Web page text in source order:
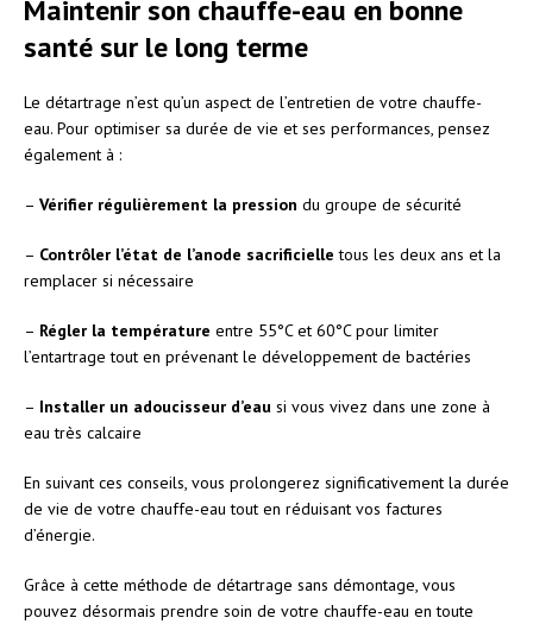
Maintenir son chauffe-eau en bonne
santé sur le long terme
Le détartrage n’est qu’un aspect de l’entretien de votre chauffe-
eau. Pour optimiser sa durée de vie et ses performances, pensez
également à :
– Vérifier régulièrement la pression du groupe de sécurité
– Contrôler l’état de l’anode sacrificielle tous les deux ans et la
remplacer si nécessaire
– Régler la température entre 55°C et 60°C pour limiter
l’entartrage tout en prévenant le développement de bactéries
– Installer un adoucisseur d’eau si vous vivez dans une zone à
eau très calcaire
En suivant ces conseils, vous prolongerez significativement la durée
de vie de votre chauffe-eau tout en réduisant vos factures
d’énergie.
Grâce à cette méthode de détartrage sans démontage, vous
pouvez désormais prendre soin de votre chauffe-eau en toute